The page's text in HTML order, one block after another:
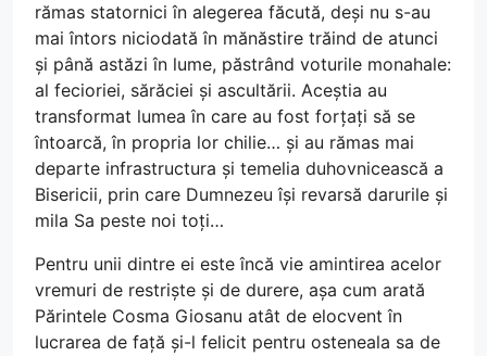
rămas statornici în alegerea făcută, deși nu s-au
mai întors niciodată în mănăstire trăind de atunci
și până astăzi în lume, păstrând voturile monahale:
al fecioriei, sărăciei și ascultării. Aceștia au
transformat lumea în care au fost forțați să se
întoarcă, în propria lor chilie… și au rămas mai
departe infrastructura și temelia duhovnicească a
Bisericii, prin care Dumnezeu își revarsă darurile și
mila Sa peste noi toți…
Pentru unii dintre ei este încă vie amintirea acelor
vremuri de restriște și de durere, așa cum arată
Părintele Cosma Giosanu atât de elocvent în
lucrarea de față și-l felicit pentru osteneala sa de